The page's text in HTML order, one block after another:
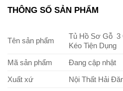
THÔNG SỐ SẢN PHẨM
Tên sản phẩm
Tủ Hồ Sơ Gỗ 3
Kéo Tiện Dụng
Mã sản phẩm
Đang cập nhật
Xuất xứ
Nội Thất Hải